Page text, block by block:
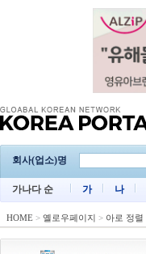
회사(업소)명
가나다 순 가 나
HOME > 옐로우페이지 > 아로 정렬